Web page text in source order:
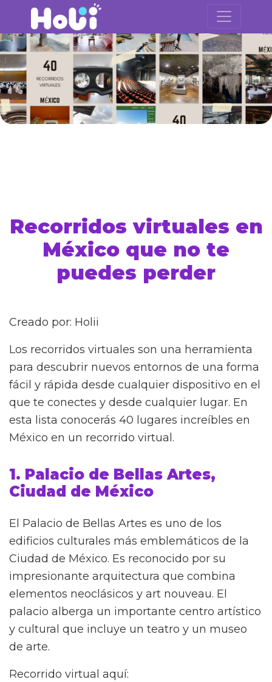
Recorridos virtuales en
México que no te
puedes perder
Creado por: Holii
Los recorridos virtuales son una herramienta
para descubrir nuevos entornos de una forma
fácil y rápida desde cualquier dispositivo en el
que te conectes y desde cualquier lugar. En
esta lista conocerás 40 lugares increíbles en
México en un recorrido virtual.
1. Palacio de Bellas Artes,
Ciudad de México
El Palacio de Bellas Artes es uno de los
edificios culturales más emblemáticos de la
Ciudad de México. Es reconocido por su
impresionante arquitectura que combina
elementos neoclásicos y art nouveau. El
palacio alberga un importante centro artístico
y cultural que incluye un teatro y un museo
de arte.
Recorrido virtual aquí: